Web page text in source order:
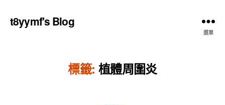
t8yymf's Blog
選單
標籤: 植體周圍炎